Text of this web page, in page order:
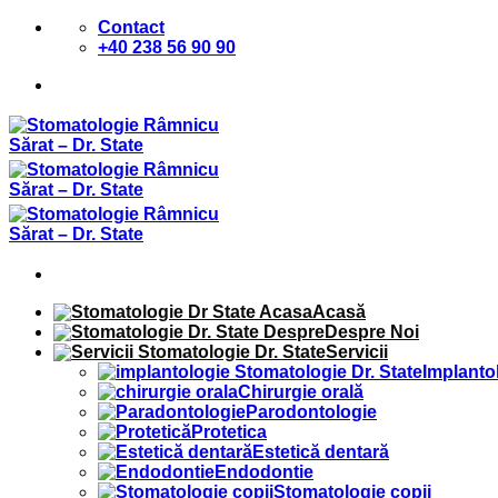
Sari
Contact
+40 238 56 90 90
Acasă
Despre Noi
Servicii
Chirurgie orală
Parodontologie
Protetica
Estetică dentară
Endodontie
Stomatologie copii